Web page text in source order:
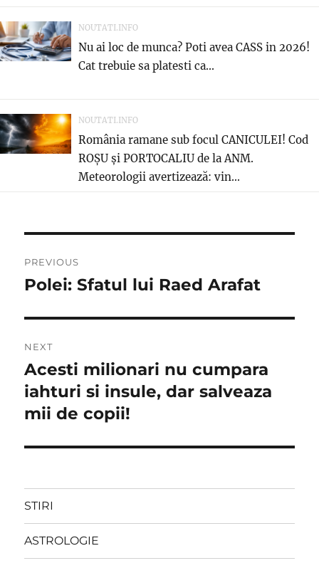
NOUTATI.INFO
Nu ai loc de munca? Poti avea CASS in 2026!
Cat trebuie sa platesti ca...
NOUTATI.INFO
România ramane sub focul CANICULEI! Cod
ROȘU și PORTOCALIU de la ANM.
Meteorologii avertizează: vin...
în
PREVIOUS
Previous
Polei: Sfatul lui Raed Arafat
NEXT
Next
post:
Acesti milionari nu cumpara
iahturi si insule, dar salveaza
mii de copii!
STIRI
ASTROLOGIE